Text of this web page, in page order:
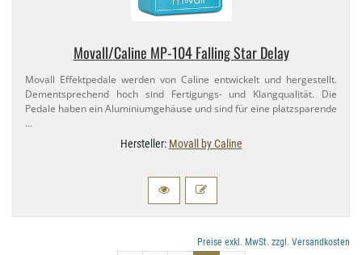
Movall/​Caline MP-​104 Falling Star Delay
Movall Effektpedale werden von Caline entwickelt und hergestellt.
Dementsprechend hoch sind Fertigungs- und Klangqualität. Die
Pedale haben ein Aluminiumgehäuse und sind für eine platzsparende
…
Hersteller: Movall by Caline
Preise exkl. MwSt. zzgl. Versandkosten